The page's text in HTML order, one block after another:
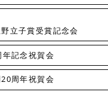
野立子賞受賞記念会
年記念祝賀会
20周年祝賀会